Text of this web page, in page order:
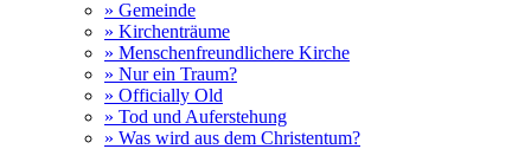
» Gemeinde
» Kirchenträume
» Menschenfreundlichere Kirche
» Nur ein Traum?
» Officially Old
» Tod und Auferstehung
» Was wird aus dem Christentum?